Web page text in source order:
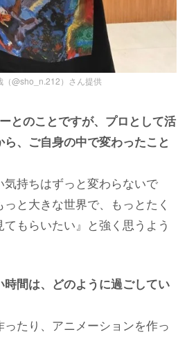
（@sho_n.212）さん提供
のことですが、プロとして活
、ご自身の中で変わったこと
気持ちはずっと変わらないで
と大きな世界で、もっとたく
もらいたい』と強く思うよう
間は、どのように過ごしてい
ったり、アニメーションを作っ